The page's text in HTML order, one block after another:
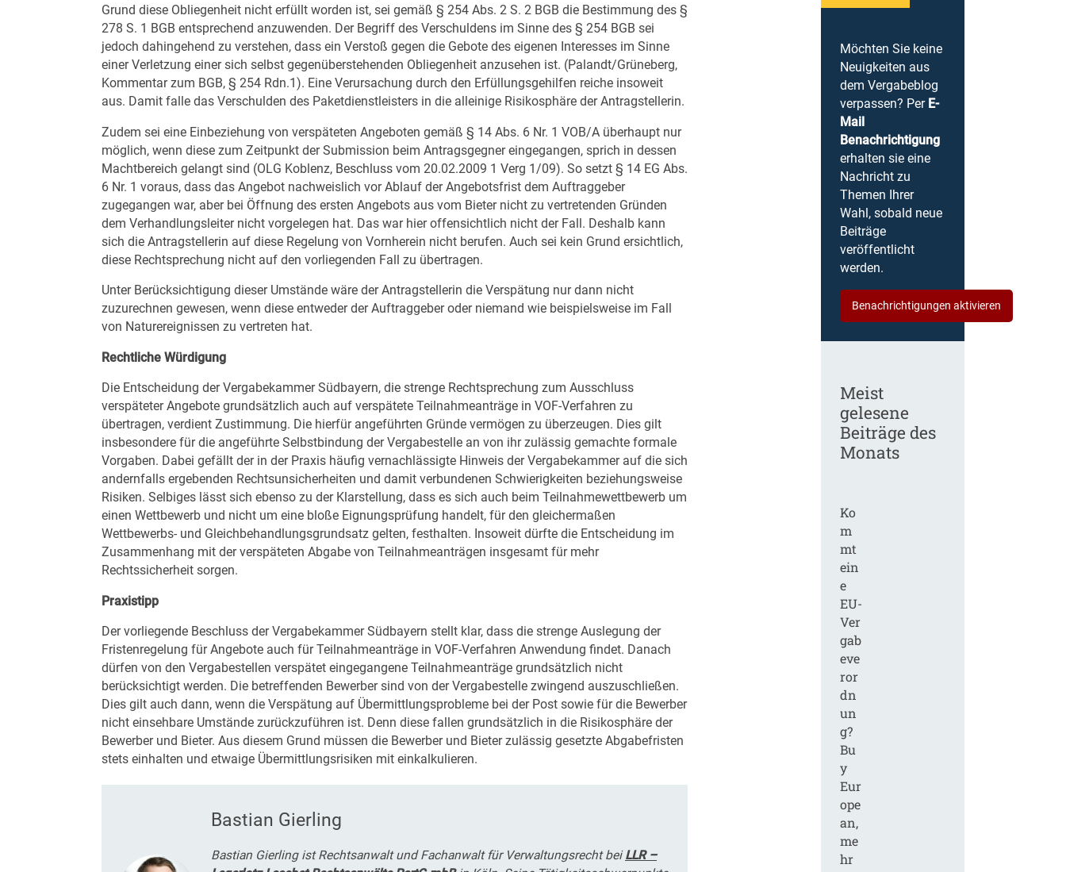
Grund diese Obliegenheit nicht erfüllt worden ist, sei gemäß § 254 Abs. 2 S. 2 BGB die Bestimmung des §
278 S. 1 BGB entsprechend anzuwenden. Der Begriff des Verschuldens im Sinne des § 254 BGB sei
jedoch dahingehend zu verstehen, dass ein Verstoß gegen die Gebote des eigenen Interesses im Sinne
einer Verletzung einer sich selbst gegenüberstehenden Obliegenheit anzusehen ist. (Palandt/Grüneberg,
Kommentar zum BGB, § 254 Rdn.1). Eine Verursachung durch den Erfüllungsgehilfen reiche insoweit
aus. Damit falle das Verschulden des Paketdienstleisters in die alleinige Risikosphäre der Antragstellerin.
Zudem sei eine Einbeziehung von verspäteten Angeboten gemäß § 14 Abs. 6 Nr. 1 VOB/A überhaupt nur
möglich, wenn diese zum Zeitpunkt der Submission beim Antragsgegner eingegangen, sprich in dessen
Machtbereich gelangt sind (OLG Koblenz, Beschluss vom 20.02.2009 1 Verg 1/09). So setzt § 14 EG Abs.
6 Nr. 1 voraus, dass das Angebot nachweislich vor Ablauf der Angebotsfrist dem Auftraggeber
zugegangen war, aber bei Öffnung des ersten Angebots aus vom Bieter nicht zu vertretenden Gründen
dem Verhandlungsleiter nicht vorgelegen hat. Das war hier offensichtlich nicht der Fall. Deshalb kann
sich die Antragstellerin auf diese Regelung von Vornherein nicht berufen. Auch sei kein Grund ersichtlich,
diese Rechtsprechung nicht auf den vorliegenden Fall zu übertragen.
Unter Berücksichtigung dieser Umstände wäre der Antragstellerin die Verspätung nur dann nicht
zuzurechnen gewesen, wenn diese entweder der Auftraggeber oder niemand wie beispielsweise im Fall
von Naturereignissen zu vertreten hat.
Rechtliche Würdigung
Die Entscheidung der Vergabekammer Südbayern, die strenge Rechtsprechung zum Ausschluss
verspäteter Angebote grundsätzlich auch auf verspätete Teilnahmeanträge in VOF-Verfahren zu
übertragen, verdient Zustimmung. Die hierfür angeführten Gründe vermögen zu überzeugen. Dies gilt
insbesondere für die angeführte Selbstbindung der Vergabestelle an von ihr zulässig gemachte formale
Vorgaben. Dabei gefällt der in der Praxis häufig vernachlässigte Hinweis der Vergabekammer auf die sich
andernfalls ergebenden Rechtsunsicherheiten und damit verbundenen Schwierigkeiten beziehungsweise
Risiken. Selbiges lässt sich ebenso zu der Klarstellung, dass es sich auch beim Teilnahmewettbewerb um
einen Wettbewerb und nicht um eine bloße Eignungsprüfung handelt, für den gleichermaßen
Wettbewerbs- und Gleichbehandlungsgrundsatz gelten, festhalten. Insoweit dürfte die Entscheidung im
Zusammenhang mit der verspäteten Abgabe von Teilnahmeanträgen insgesamt für mehr
Rechtssicherheit sorgen.
Praxistipp
Der vorliegende Beschluss der Vergabekammer Südbayern stellt klar, dass die strenge Auslegung der
Fristenregelung für Angebote auch für Teilnahmeanträge in VOF-Verfahren Anwendung findet. Danach
dürfen von den Vergabestellen verspätet eingegangene Teilnahmeanträge grundsätzlich nicht
berücksichtigt werden. Die betreffenden Bewerber sind von der Vergabestelle zwingend auszuschließen.
Dies gilt auch dann, wenn die Verspätung auf Übermittlungsprobleme bei der Post sowie für die Bewerber
nicht einsehbare Umstände zurückzuführen ist. Denn diese fallen grundsätzlich in die Risikosphäre der
Bewerber und Bieter. Aus diesem Grund müssen die Bewerber und Bieter zulässig gesetzte Abgabefristen
stets einhalten und etwaige Übermittlungsrisiken mit einkalkulieren.
Bastian Gierling
Bastian Gierling ist Rechtsanwalt und Fachanwalt für Verwaltungsrecht beiLLR –
Möchten Sie keine
Neuigkeiten aus
dem Vergabeblog
verpassen? Per E-
Mail
Benachrichtigung
erhalten sie eine
Nachricht zu
Themen Ihrer
Wahl, sobald neue
Beiträge
veröffentlicht
werden.
Benachrichtigungen aktivieren
Meist
gelesene
Beiträge des
Monats
Ko
m
mt
ein
e
EU-
Ver
gab
eve
ror
dn
un
g?
Bu
y
Eur
ope
an,
me
hr